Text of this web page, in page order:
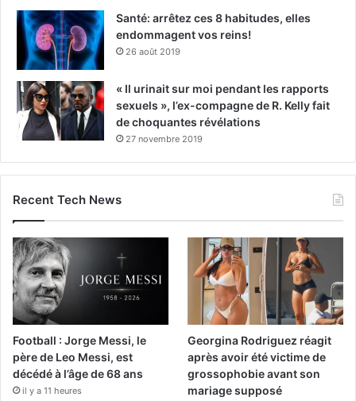
Santé: arrêtez ces 8 habitudes, elles
endommagent vos reins!
26 août 2019
« Il urinait sur moi pendant les rapports
sexuels », l’ex-compagne de R. Kelly fait
de choquantes révélations
27 novembre 2019
Recent Tech News
Football : Jorge Messi, le
père de Leo Messi, est
décédé à l’âge de 68 ans
il y a 11 heures
Georgina Rodriguez réagit
après avoir été victime de
grossophobie avant son
mariage supposé